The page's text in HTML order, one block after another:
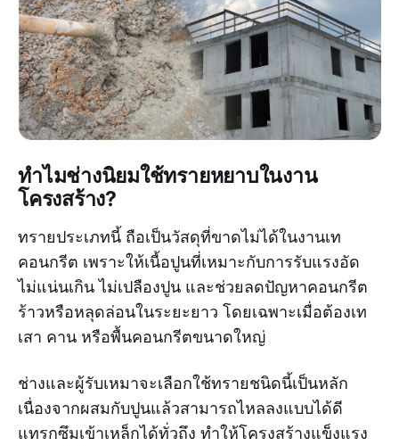
ทำไมช่างนิยมใช้ทรายหยาบในงาน
โครงสร้าง?
ทรายประเภทนี้ ถือเป็นวัสดุที่ขาดไม่ได้ในงานเท
คอนกรีต เพราะให้เนื้อปูนที่เหมาะกับการรับแรงอัด
ไม่แน่นเกิน ไม่เปลืองปูน และช่วยลดปัญหาคอนกรีต
ร้าวหรือหลุดล่อนในระยะยาว โดยเฉพาะเมื่อต้องเท
เสา คาน หรือพื้นคอนกรีตขนาดใหญ่
ช่างและผู้รับเหมาจะเลือกใช้ทรายชนิดนี้เป็นหลัก
เนื่องจากผสมกับปูนแล้วสามารถไหลลงแบบได้ดี
แทรกซึมเข้าเหล็กได้ทั่วถึง ทำให้โครงสร้างแข็งแรง